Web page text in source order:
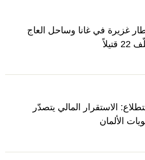
غزيرة في غانا وساحل العاج
قتيلاً
الاستقرار المالي يتصدّر
الألمان